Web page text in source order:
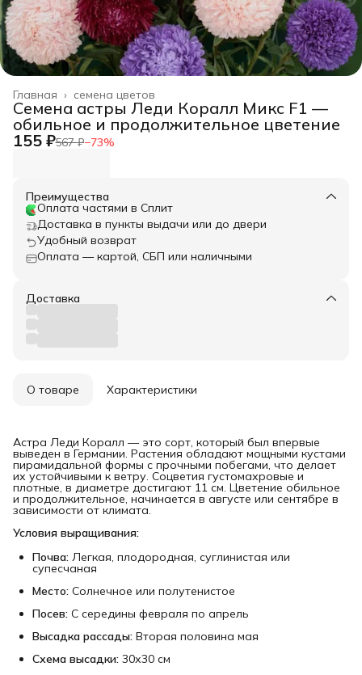
семена цветов
Главная ›
Семена астры Леди Коралл Микс F1 —
обильное и продолжительное цветение
155 ₽567 ₽−73%
Преимущества
Оплата частями в Сплит
Доставка в пункты выдачи или до двери
Удобный возврат
Оплата — картой, СБП или наличными
Доставка
О товаре Характеристики
Астра Леди Коралл — это сорт, который был впервые
выведен в Германии. Растения обладают мощными кустами
пирамидальной формы с прочными побегами, что делает
их устойчивыми к ветру. Соцветия густомахровые и
плотные, в диаметре достигают 11 см. Цветение обильное
и продолжительное, начинается в августе или сентябре в
зависимости от климата.
Условия выращивания:
Почва: Легкая, плодородная, суглинистая или
супесчаная
Место: Солнечное или полутенистое
Посев: С середины февраля по апрель
Высадка рассады: Вторая половина мая
Схема высадки: 30х30 см